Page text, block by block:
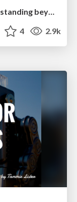
Conquering PDFs: document understanding beyond plain text
4 2.9k